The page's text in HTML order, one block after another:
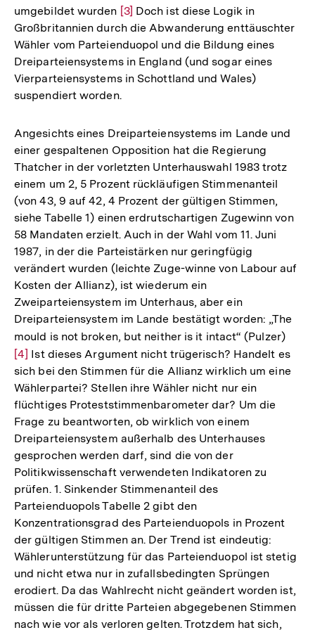
umgebildet wurden Zur
Auflösung
der
Fußnote
[3] Doch ist diese Logik in
Großbritannien durch die Abwanderung enttäuschter
Wähler vom Parteienduopol und die Bildung eines
Dreiparteiensystems in England (und sogar eines
Vierparteiensystems in Schottland und Wales)
suspendiert worden.
Angesichts eines Dreiparteiensystems im Lande und
einer gespaltenen Opposition hat die Regierung
Thatcher in der vorletzten Unterhauswahl 1983 trotz
einem um 2, 5 Prozent rückläufigen Stimmenanteil
(von 43, 9 auf 42, 4 Prozent der gültigen Stimmen,
siehe Tabelle 1) einen erdrutschartigen Zugewinn von
58 Mandaten erzielt. Auch in der Wahl vom 11. Juni
1987, in der die Parteistärken nur geringfügig
verändert wurden (leichte Zuge-winne von Labour auf
Kosten der Allianz), ist wiederum ein
Zweiparteiensystem im Unterhaus, aber ein
Dreiparteiensystem im Lande bestätigt worden: „The
mould is not broken, but neither is it intact“ (Pulzer)Zur
der
[4] Ist dieses Argument nicht trügerisch? Handelt es
sich bei den Stimmen für die Allianz wirklich um eine
Wählerpartei? Stellen ihre Wähler nicht nur ein
flüchtiges Proteststimmenbarometer dar? Um die
Frage zu beantworten, ob wirklich von einem
Dreiparteiensystem außerhalb des Unterhauses
gesprochen werden darf, sind die von der
Politikwissenschaft verwendeten Indikatoren zu
prüfen. 1. Sinkender Stimmenanteil des
Parteienduopols Tabelle 2 gibt den
Konzentrationsgrad des Parteienduopols in Prozent
der gültigen Stimmen an. Der Trend ist eindeutig:
Wählerunterstützung für das Parteienduopol ist stetig
und nicht etwa nur in zufallsbedingten Sprüngen
erodiert. Da das Wahlrecht nicht geändert worden ist,
müssen die für dritte Parteien abgegebenen Stimmen
nach wie vor als verloren gelten. Trotzdem hat sich,